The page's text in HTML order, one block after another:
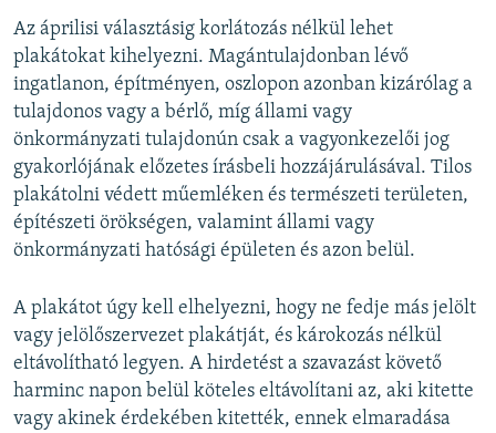
Az áprilisi választásig korlátozás nélkül lehet
plakátokat kihelyezni. Magántulajdonban lévő
ingatlanon, építményen, oszlopon azonban kizárólag a
tulajdonos vagy a bérlő, míg állami vagy
önkormányzati tulajdonún csak a vagyonkezelői jog
gyakorlójának előzetes írásbeli hozzájárulásával. Tilos
plakátolni védett műemléken és természeti területen,
építészeti örökségen, valamint állami vagy
önkormányzati hatósági épületen és azon belül.
A plakátot úgy kell elhelyezni, hogy ne fedje más jelölt
vagy jelölőszervezet plakátját, és károkozás nélkül
eltávolítható legyen. A hirdetést a szavazást követő
harminc napon belül köteles eltávolítani az, aki kitette
vagy akinek érdekében kitették, ennek elmaradása